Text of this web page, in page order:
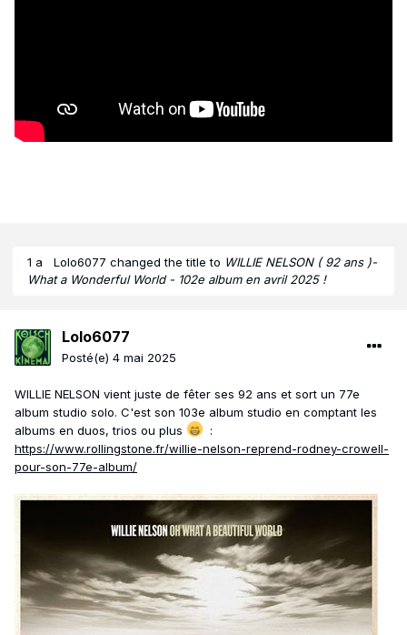
1 a Lolo6077 changed the title to WILLIE NELSON ( 92 ans )-
What a Wonderful World - 102e album en avril 2025 !
Lolo6077
Posté(e) 4 mai 2025
WILLIE NELSON vient juste de fêter ses 92 ans et sort un 77e
album studio solo. C'est son 103e album studio en comptant les
albums en duos, trios ou plus
:
https://www.rollingstone.fr/willie-nelson-reprend-rodney-crowell-
pour-son-77e-album/